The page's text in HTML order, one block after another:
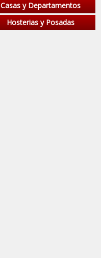
Casas y Departamentos
Hosterias y Posadas